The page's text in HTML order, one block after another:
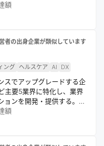
視の人材流動性の高い社
析から実行までを一貫し
額
者の出身企業が類似しています
ング ヘルスケア AI DX
スでアップグレードする企
主要5業界に特化し、業界
ョンを開発・提供する。産
サルティングからエンジ
を展開。業界別AIパッケー
額